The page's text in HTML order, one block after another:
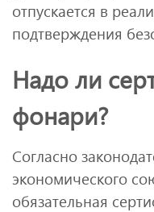
отпускается в
подтверждения
Надо ли
фонари?
Согласно
экономического
обязательная